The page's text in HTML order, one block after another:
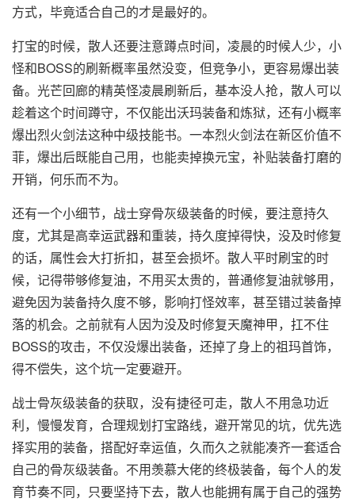
方式，毕竟适合自己的才是最好的。
打宝的时候，散人还要注意蹲点时间，凌晨的时候人少，小
怪和BOSS的刷新概率虽然没变，但竞争小，更容易爆出装
备。光芒回廊的精英怪凌晨刷新后，基本没人抢，散人可以
趁着这个时间蹲守，不仅能出沃玛装备和炼狱，还有小概率
爆出烈火剑法这种中级技能书。一本烈火剑法在新区价值不
菲，爆出后既能自己用，也能卖掉换元宝，补贴装备打磨的
开销，何乐而不为。
还有一个小细节，战士穿骨灰级装备的时候，要注意持久
度，尤其是高幸运武器和重装，持久度掉得快，没及时修复
的话，属性会大打折扣，甚至会损坏。散人平时刷宝的时
候，记得带够修复油，不用买太贵的，普通修复油就够用，
避免因为装备持久度不够，影响打怪效率，甚至错过装备掉
落的机会。之前就有人因为没及时修复天魔神甲，扛不住
BOSS的攻击，不仅没爆出装备，还掉了身上的祖玛首饰，
得不偿失，这个坑一定要避开。
战士骨灰级装备的获取，没有捷径可走，散人不用急功近
利，慢慢发育，合理规划打宝路线，避开常见的坑，优先选
择实用的装备，搭配好幸运值，久而久之就能凑齐一套适合
自己的骨灰级装备。不用羡慕大佬的终极装备，每个人的发
育节奏不同，只要坚持下去，散人也能拥有属于自己的强势